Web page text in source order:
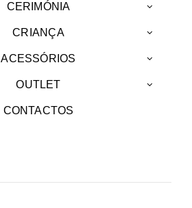
CERIMÓNIA
CRIANÇA
ACESSÓRIOS
OUTLET
CONTACTOS